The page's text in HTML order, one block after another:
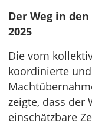
Der Weg in
2025
Die vom
koordinierte
zeigte, dass der
einschätzbare